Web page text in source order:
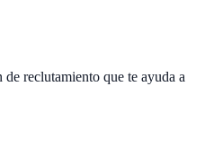
reclutamiento que te ayuda a